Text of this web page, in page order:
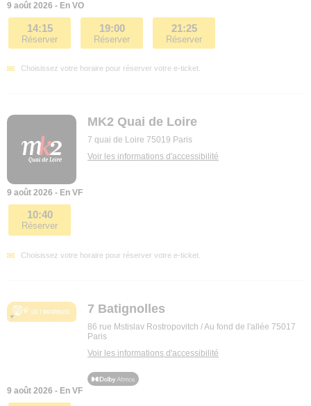
9 août 2026 - En VO
14:15
Réserver
19:00
Réserver
21:25
Réserver
Choisissez votre horaire pour réserver votre e-ticket.
MK2 Quai de Loire
7 quai de Loire 75019 Paris
Voir les informations d'accessibilité
9 août 2026 - En VF
10:40
Réserver
Choisissez votre horaire pour réserver votre e-ticket.
7 Batignolles
86 rue Mstislav Rostropovitch / Au fond de l'allée 75017
Paris
Voir les informations d'accessibilité
9 août 2026 - En VF